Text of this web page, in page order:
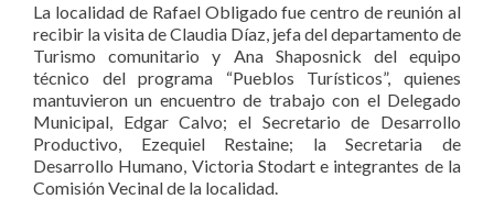
La localidad de Rafael Obligado fue centro de reunión al
recibir la visita de Claudia Díaz, jefa del departamento de
Turismo comunitario y Ana Shaposnick del equipo
técnico del programa “Pueblos Turísticos”, quienes
mantuvieron un encuentro de trabajo con el Delegado
Municipal, Edgar Calvo; el Secretario de Desarrollo
Productivo, Ezequiel Restaine; la Secretaria de
Desarrollo Humano, Victoria Stodart e integrantes de la
Comisión Vecinal de la localidad.